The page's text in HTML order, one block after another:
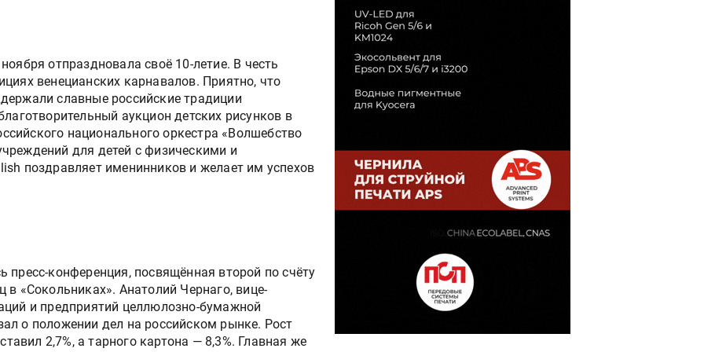
отпраздновала своё 10-летие. В честь
венецианских карнавалов. Приятно, что
славные российские традиции
аукцион детских рисунков в
национального оркестра «Волшебство
для детей с физическими и
поздравляет именинников и желает им успехов
пресс-конференция, посвящённая второй по счёту
«Сокольниках». Анатолий Чернаго, вице-
и предприятий целлюлозно-бумажной
о положении дел на российском рынке. Рост
2,7%, а тарного картона — 8,3%. Главная же